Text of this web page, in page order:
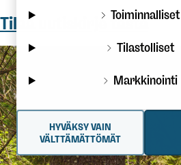
Tilaa uutiskirje tästä
Toiminnalliset
Tilastolliset
Markkinointi
HYVÄKSY VAIN
VÄLTTÄMÄTTÖMÄT